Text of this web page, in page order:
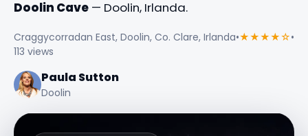
Doolin Cave — Doolin, Irlanda.
Craggycorradan East, Doolin, Co. Clare, Irlanda•★★★★☆•
113 views
Paula Sutton
Doolin